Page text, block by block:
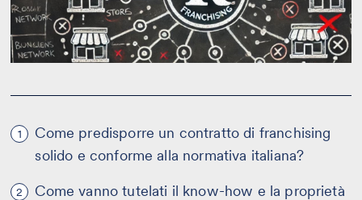
1
Come predisporre un contratto di franchising
solido e conforme alla normativa italiana?
2
Come vanno tutelati il know-how e la proprietà